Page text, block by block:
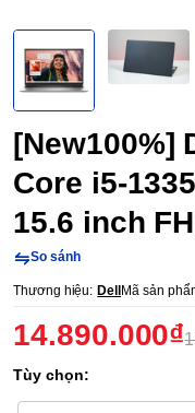
[New100%]
Core i5-
15.6 inch
So sánh
Thương hiệu: Dell Mã sản
14.890.000₫
Tùy chọn: